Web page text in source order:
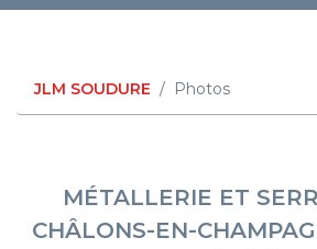
JLM SOUDURE Photos
MÉTALLERIE ET
CHÂLONS-EN-